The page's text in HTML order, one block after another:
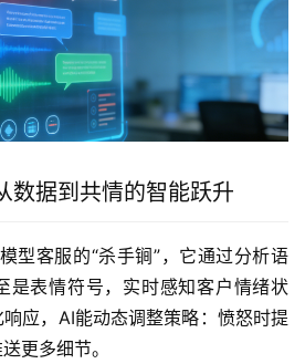
数据到共情的智能跃升
型客服的“杀手锏”，它通过分析语
是表情符号，实时感知客户情绪状
应，AI能动态调整策略：愤怒时提
更多细节。